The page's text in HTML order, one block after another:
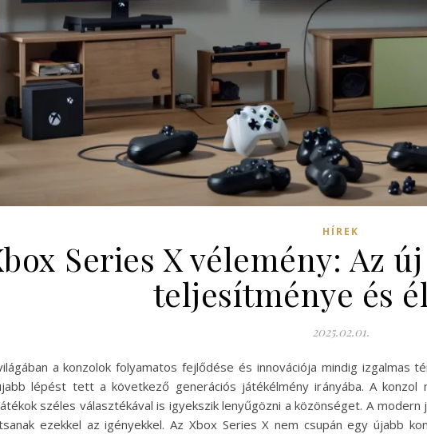
HÍREK
Series X vélemény: Az
teljesítménye és
2025.02.01.
a konzolok folyamatos fejlődése és innovációja mindig izgalmas
lépést tett a következő generációs játékélmény irányába. A konzol
széles választékával is igyekszik lenyűgözni a közönséget. A
ezekkel az igényekkel. Az Xbox Series X nem csupán egy újabb